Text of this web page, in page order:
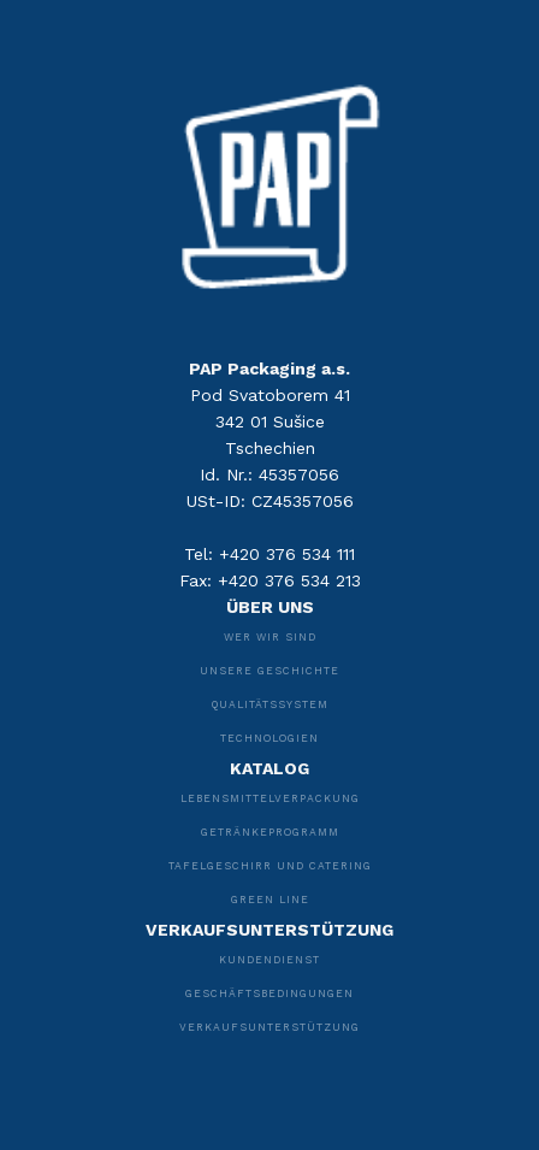
PAP Packaging a.s.
Pod Svatoborem 41
342 01 Sušice
Tschechien
Id. Nr.: 45357056
USt-ID: CZ45357056
Tel: +420 376 534 111
Fax: +420 376 534 213
ÜBER UNS
WER WIR SIND
UNSERE GESCHICHTE
QUALITÄTSSYSTEM
TECHNOLOGIEN
KATALOG
LEBENSMITTELVERPACKUNG
GETRÄNKEPROGRAMM
TAFELGESCHIRR UND CATERING
GREEN LINE
VERKAUFSUNTERSTÜTZUNG
KUNDENDIENST
GESCHÄFTSBEDINGUNGEN
VERKAUFSUNTERSTÜTZUNG